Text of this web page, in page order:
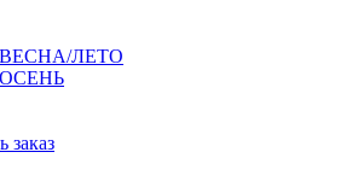
ЛЕТО
заказ